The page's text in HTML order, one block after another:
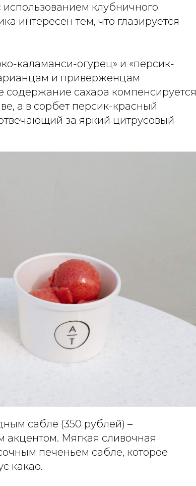
клубничного
интересен тем, что глазируется
каламанси-огурец» и «персик-
и приверженцам
сахара компенсируется
а в сорбет персик-красный
за яркий цитрусовый
сабле (350 рублей) –
акцентом. Мягкая сливочная
печеньем сабле, которое
какао.